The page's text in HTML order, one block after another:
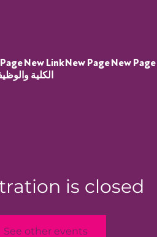
New LinkNew PageNew Page
الكلية
is closed
See other events